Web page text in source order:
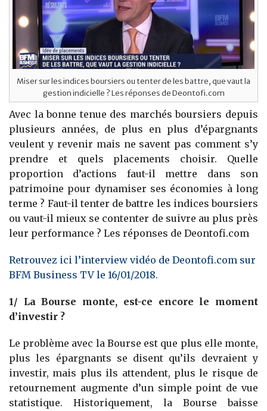
Miser sur les indices boursiers ou tenter de les battre, que vaut la
gestion indicielle ? Les réponses de Deontofi.com
Avec la bonne tenue des marchés boursiers depuis
plusieurs années, de plus en plus d’épargnants
veulent y revenir mais ne savent pas comment s’y
prendre et quels placements choisir. Quelle
proportion d’actions faut-il mettre dans son
patrimoine pour dynamiser ses économies à long
terme ? Faut-il tenter de battre les indices boursiers
ou vaut-il mieux se contenter de suivre au plus près
leur performance ? Les réponses de Deontofi.com
Retrouvez ici l’interview vidéo de Deontofi.com sur
BFM Business TV le 16/01/2018.
1/ La Bourse monte, est-ce encore le moment
d’investir ?
Le problème avec la Bourse est que plus elle monte,
plus les épargnants se disent qu’ils devraient y
investir, mais plus ils attendent, plus le risque de
retournement augmente d’un simple point de vue
statistique. Historiquement, la Bourse baisse